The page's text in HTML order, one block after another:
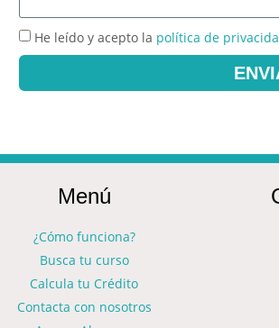
He leído y acepto la política de
Menú
¿Cómo funciona?
Busca tu curso
Calcula tu Crédito
Contacta con nosotros